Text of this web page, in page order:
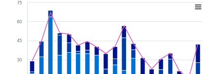
View as data table, Chart
The chart has 1 X axis displaying XAxis.
The chart has 1 Y axis displaying YAxis. Range: -30 to
30
45
60
75